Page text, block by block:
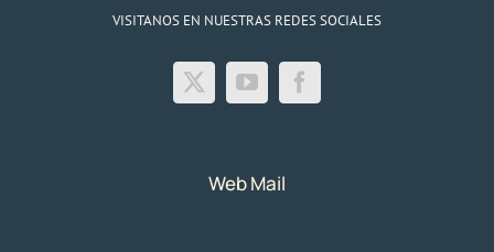
VISITANOS EN NUESTRAS REDES SOCIALES
Web Mail